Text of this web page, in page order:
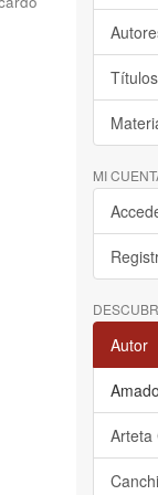
Títulos
MI
Autor
Arteta